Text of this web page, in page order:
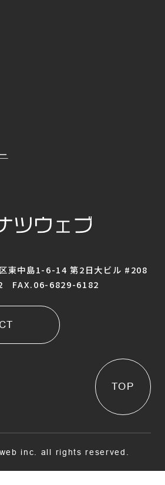
東中島1-6-14 第2日大ビル #208
FAX.06-6829-6182
TOP
inc. all rights reserved.